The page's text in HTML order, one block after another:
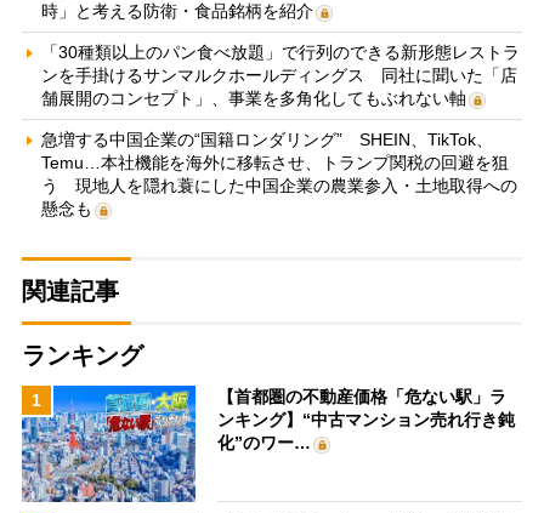
時」と考える防衛・食品銘柄を紹介
「30種類以上のパン食べ放題」で行列のできる新形態レストラ
ンを手掛けるサンマルクホールディングス 同社に聞いた「店
舗展開のコンセプト」、事業を多角化してもぶれない軸
急増する中国企業の“国籍ロンダリング” SHEIN、TikTok、
Temu…本社機能を海外に移転させ、トランプ関税の回避を狙
う 現地人を隠れ蓑にした中国企業の農業参入・土地取得への
懸念も
関連記事
ランキング
1
【首都圏の不動産価格「危ない駅」ラ
ンキング】“中古マンション売れ行き鈍
化”のワー…